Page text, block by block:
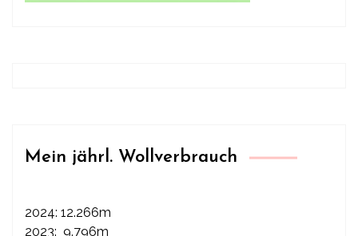
Mein jährl. Wollverbrauch
2024: 12.266m
2023: 9.796m